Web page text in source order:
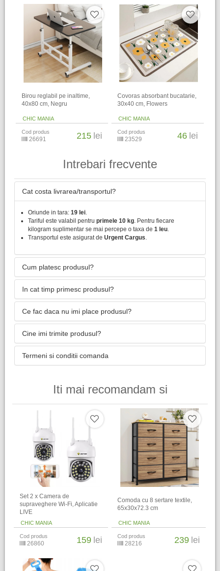
Birou reglabil pe inaltime,
40x80 cm, Negru
CHIC MANIA
Cod produs
26691 215 lei
Covoras absorbant bucatarie,
30x40 cm, Flowers
CHIC MANIA
Cod produs
23529 46 lei
Intrebari frecvente
Cat costa livrarea/transportul?
Oriunde in tara: 19 lei
Tariful este valabil pentru primele 10 kg . Pentru fiecare
kilogram suplimentar se mai percepe o taxa de 1 leu
Transportul este asigurat de Urgent Cargus
Cum platesc produsul?
In cat timp primesc produsul?
Ce fac daca nu imi place produsul?
Cine imi trimite produsul?
Termeni si conditii comanda
Iti mai recomandam si
Set 2 x Camera de
supraveghere Wi-Fi, Aplicatie
LIVE
CHIC MANIA
Cod produs
26860 159 lei
Comoda cu 8 sertare textile,
65x30x72.3 cm
CHIC MANIA
Cod produs
28216 239 lei